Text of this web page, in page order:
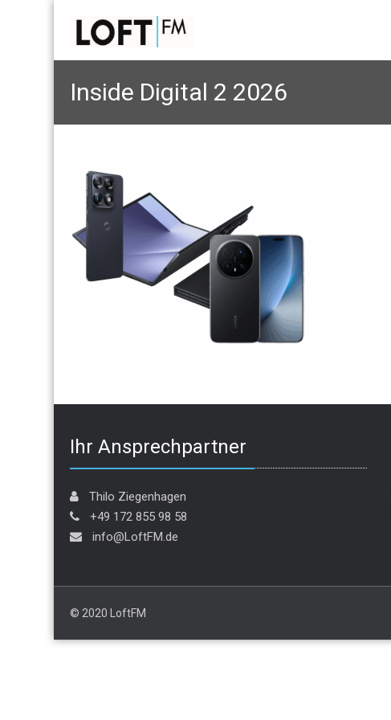
Inside Digital 2 2026
Ihr Ansprechpartner
Thilo Ziegenhagen
+49 172 855 98 58
info@LoftFM.de
© 2020 LoftFM